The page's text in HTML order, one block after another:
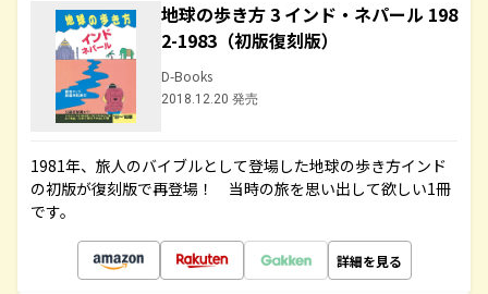
地球の歩き方 3 インド・ネパール 198
2-1983（初版復刻版）
D-Books
2018.12.20 発売
1981年、旅人のバイブルとして登場した地球の歩き方インド
の初版が復刻版で再登場！ 当時の旅を思い出して欲しい1冊
です。
詳細を見る